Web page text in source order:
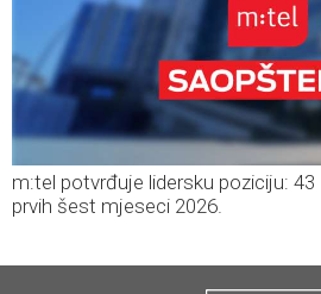
m:tel potvrđuje lidersku poziciju:
prvih šest mjeseci 2026.